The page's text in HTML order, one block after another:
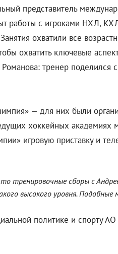
представитель
работы с игроками НХЛ,
охватили все
охватить ключевые
тренер
— для них были
хоккейных академиях
игровую приставку и
тренировочные сборы с
высокого уровня.
политике и спорту